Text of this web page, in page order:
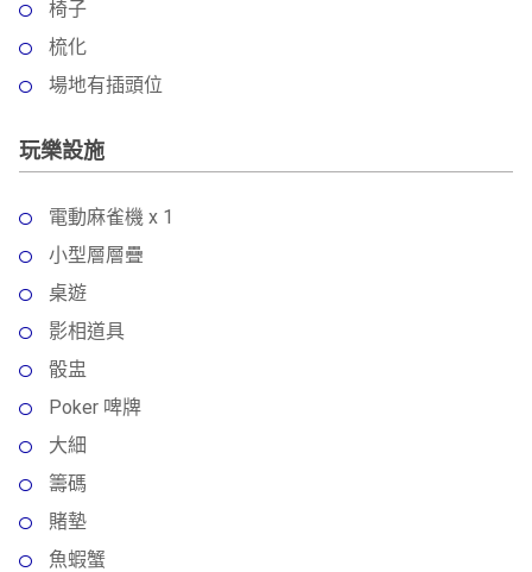
椅子
梳化
場地有插頭位
玩樂設施
電動麻雀機 x 1
小型層層疊
桌遊
影相道具
骰盅
Poker 啤牌
大細
籌碼
賭墊
魚蝦蟹